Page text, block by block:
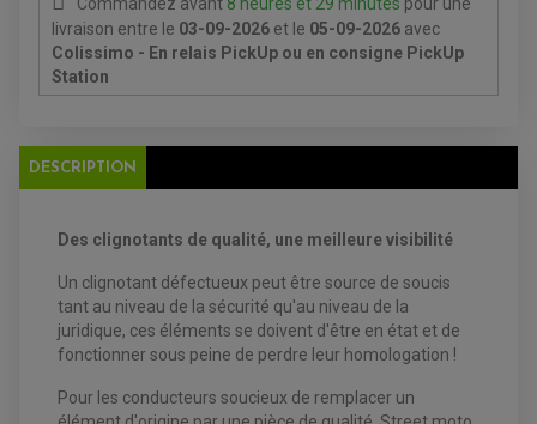
CHARGEUR BATTERIE
CLIGNOTANT MOTO
CLIGNOTANT TYPE ORIGINE
DÉMARREUR
POMPE A ESSENCE
REDRESSEUR / REGULATEUR
ENTRETIEN MOTO
ANTIPARASITE NGK
BOUGIE NGK
FILTRE A AIR
FILTRE A HUILE
FILTRE ET ACCESSOIRE ESSENCE
CHARGEUR DE BATTERIE
REDRESSEUR / RÉGULATEUR
POMPE A ESSENCE
DISQUE DE FREIN ARRIERE
PLAQUETTE DE FREIN AVANT
POMPE À EAU BOYESEN
KIT RÉPARATION CARBU
KIT RÉPARATION POMPE A EAU
PIPE D'ADMISSION
RADIATEUR
DURITE RADIATEUR
livraison entre le 03-09-2026 et le 05-09-2026 avec
Colissimo - En relais PickUp ou en consigne PickUp
Station
DESCRIPTION
Des clignotants de qualité, une meilleure visibilité
Un clignotant défectueux peut être source de soucis
tant au niveau de la sécurité qu'au niveau de la
juridique, ces éléments se doivent d'être en état et de
fonctionner sous peine de perdre leur homologation !
Pour les conducteurs soucieux de remplacer un